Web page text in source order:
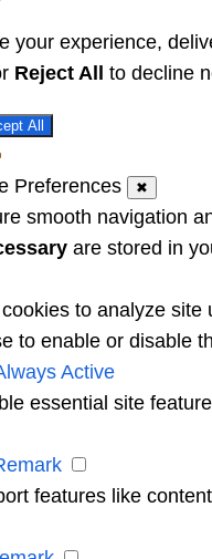
your experience,
Reject All to decline
All
Preferences
✖
smooth navigation
are stored in
to analyze
to enable or disable
Active
essential site
features like